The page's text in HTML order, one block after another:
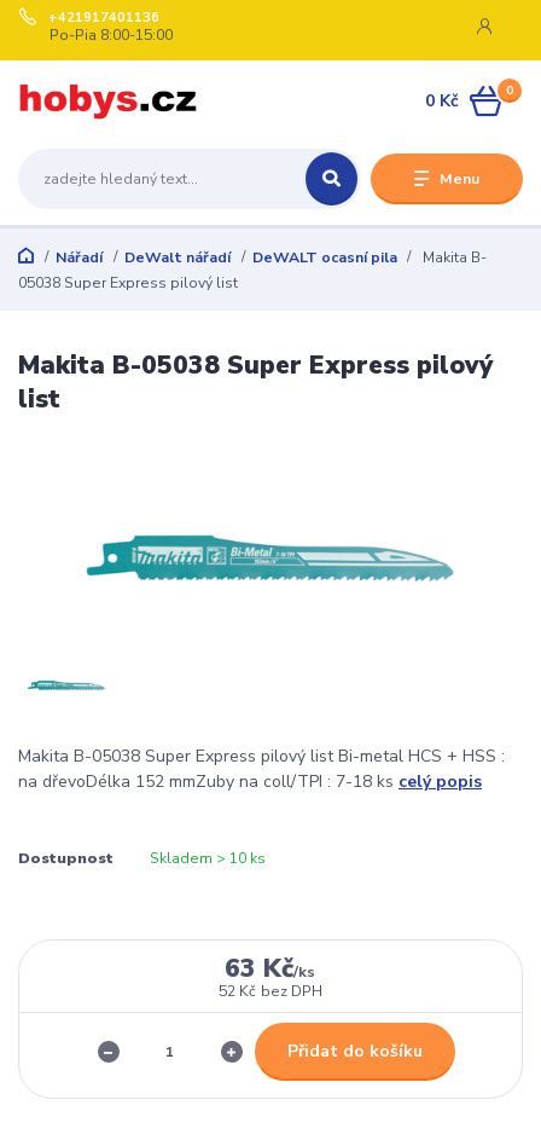
Menu
+421917401136
Po-Pia 8:00-15:00
0
0 Kč
Nářadí DeWalt nářadí DeWALT ocasní pila
Makita B-
05038 Super Express pilový list
Makita B-05038 Super Express pilový
list
Makita B-05038 Super Express pilový list Bi-metal HCS + HSS :
na dřevoDélka 152 mmZuby na coll/TPI : 7-18 ks celý popis
Dostupnost Skladem > 10 ks
63 Kč/ks
52 Kč bez DPH
Přidat do košíku